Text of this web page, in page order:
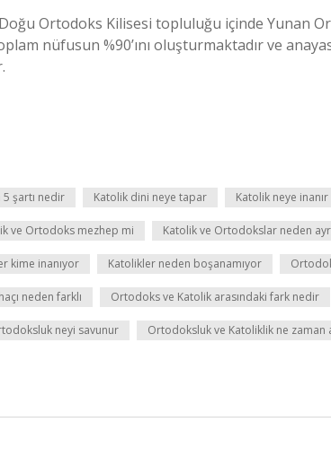
Ortodoks Kilisesi topluluğu içinde Yunan
nüfusun %90’ını oluşturmaktadır ve
5 şartı nedir Katolik dini neye tapar Katolik neye inanır
ve Ortodoks mezhep mi Katolik ve Ortodokslar neden
kime inanıyor Katolikler neden boşanamıyor
neden farklı Ortodoks ve Katolik arasındaki fark nedir
neyi savunur Ortodoksluk ve Katoliklik ne zaman